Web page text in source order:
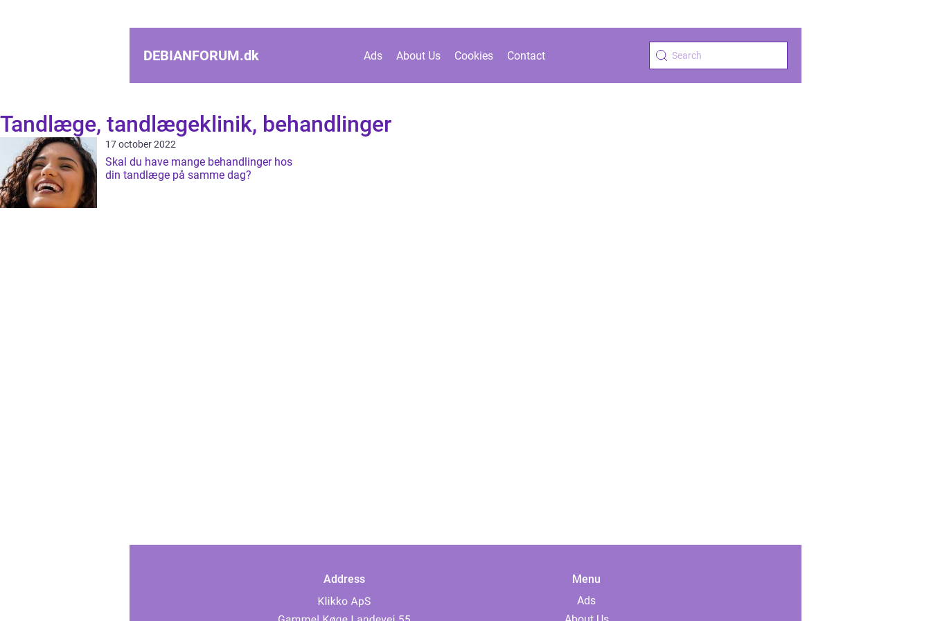
DEBIANFORUM.dk Ads About Us Cookies Contact
Tandlæge, tandlægeklinik, behandlinger
17 october 2022
Skal du have mange behandlinger hos
din tandlæge på samme dag?
Address
Menu
Ads